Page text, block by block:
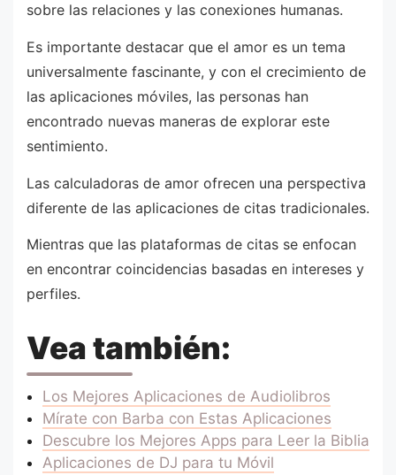
sobre las relaciones y las conexiones humanas.
Es importante destacar que el amor es un tema
universalmente fascinante, y con el crecimiento de
las aplicaciones móviles, las personas han
encontrado nuevas maneras de explorar este
sentimiento.
Las calculadoras de amor ofrecen una perspectiva
diferente de las aplicaciones de citas tradicionales.
Mientras que las plataformas de citas se enfocan
en encontrar coincidencias basadas en intereses y
perfiles.
Vea también:
Los Mejores Aplicaciones de Audiolibros
Mírate con Barba con Estas Aplicaciones
Descubre los Mejores Apps para Leer la Biblia
Aplicaciones de DJ para tu Móvil